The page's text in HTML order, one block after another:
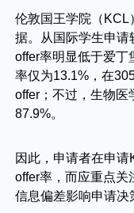
伦敦国王学院（KCL
据。从国际学生申
offer率明显低于爱丁
率仅为13.1%，在
offer；不过，生物医
87.9%。
因此，申请者在申
offer率，而应重点关
信息偏差影响申请决